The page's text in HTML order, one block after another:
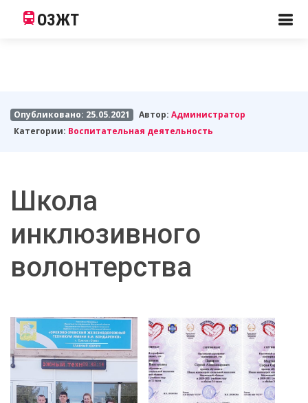
ОЗЖТ
Опубликовано: 25.05.2021 Автор:Администратор
Категории: Воспитательная деятельность
Школа
инклюзивного
волонтерства